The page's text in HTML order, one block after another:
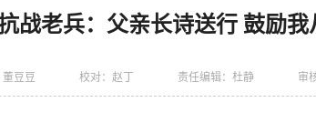
战老兵：父亲长诗送行 鼓励我
豆豆 校对：赵丁 责任编辑：杜静 审